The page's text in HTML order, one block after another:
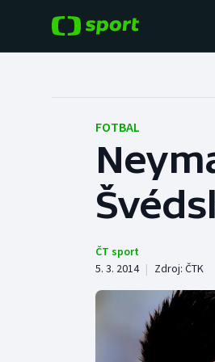
Hokej
Tenis
Cyklistika
FOTBAL
ČT sport
5. 3. 2014 | Zdroj: ČTK